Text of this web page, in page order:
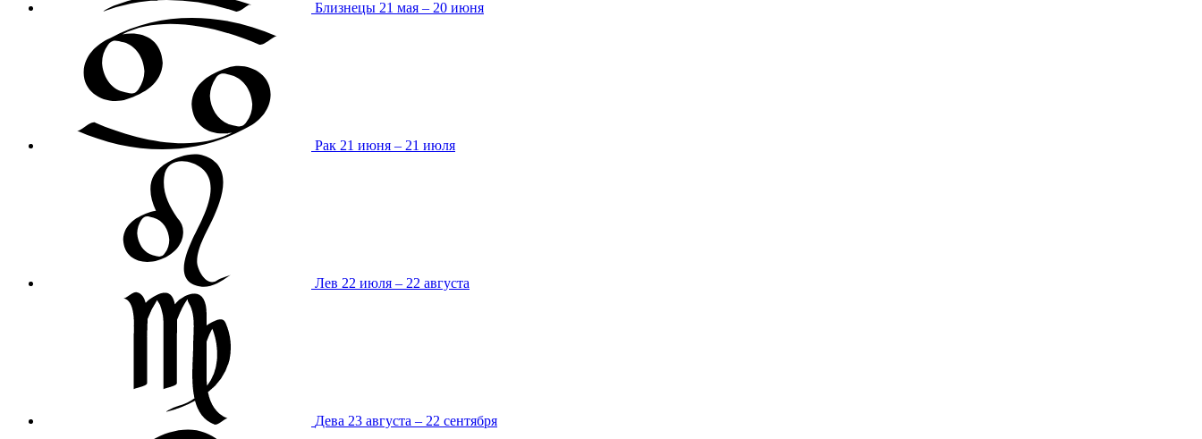
Близнецы 21 мая – 20 июня
Рак 21 июня – 21 июля
Лев 22 июля – 22 августа
Дева 23 августа – 22 сентября